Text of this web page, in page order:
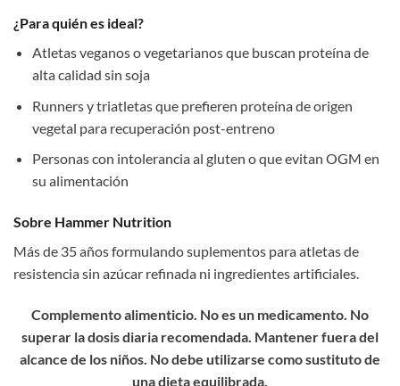
¿Para quién es ideal?
Atletas veganos o vegetarianos que buscan proteína de
alta calidad sin soja
Runners y triatletas que prefieren proteína de origen
vegetal para recuperación post-entreno
Personas con intolerancia al gluten o que evitan OGM en
su alimentación
Sobre Hammer Nutrition
Más de 35 años formulando suplementos para atletas de
resistencia sin azúcar refinada ni ingredientes artificiales.
Complemento alimenticio. No es un medicamento. No
superar la dosis diaria recomendada. Mantener fuera del
alcance de los niños. No debe utilizarse como sustituto de
una dieta equilibrada.